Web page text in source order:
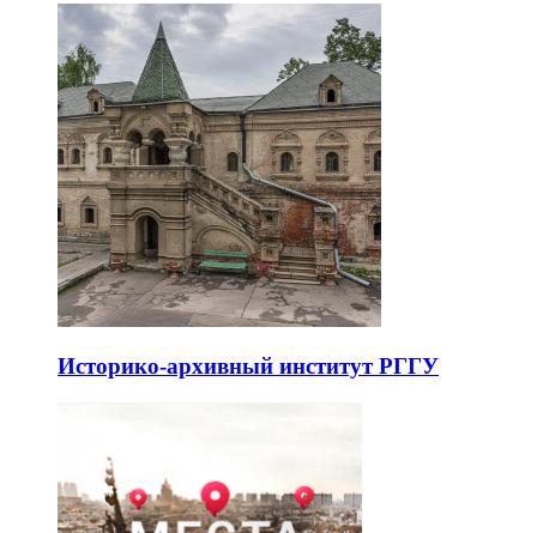
Историко-архивный институт РГГУ